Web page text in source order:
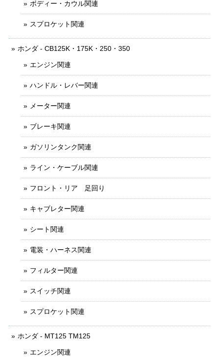
ボディー・カウル関連
スプロケット関連
ホンダ - CB125K・175K・250・350
エンジン関連
ハンドル・レバー関連
メーター関連
ブレーキ関連
ガソリンタンク関連
ライン・ケーブル関連
フロント・リア 足回り
キャブレター関連
シート関連
電装・ハーネス関連
フィルター関連
スイッチ関連
スプロケット関連
ホンダ - MT125 TM125
エンジン関連